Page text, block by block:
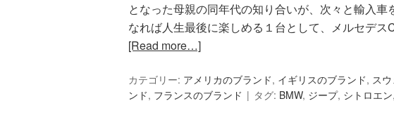
となった母親の同年代の知り合いが、次々と輸入
なれば人生最後に楽しめる１台として、メルセデ
[Read more…]
カテゴリー: アメリカのブランド, イギリスのブランド, ス
ンド, フランスのブランド タグ: BMW, ジープ, シトロエン,